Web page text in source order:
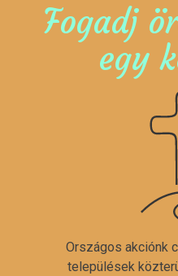
Fogadj
egy
Országos akciónk
települések